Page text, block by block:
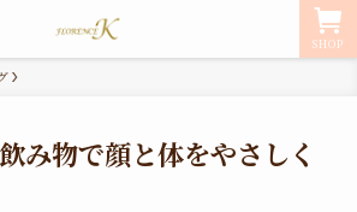
SHOP
み物で顔と体をやさしく